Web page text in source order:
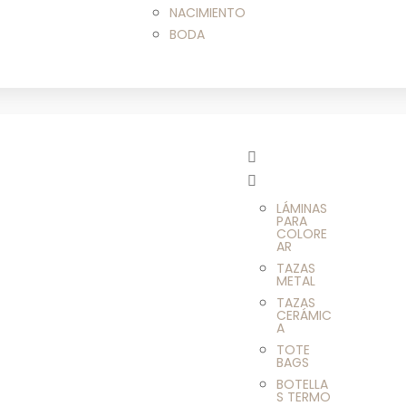
NACIMIENTO
BODA
LÁMINAS
PARA
COLORE
AR
TAZAS
METAL
TAZAS
CERÁMIC
A
TOTE
BAGS
BOTELLA
S TERMO